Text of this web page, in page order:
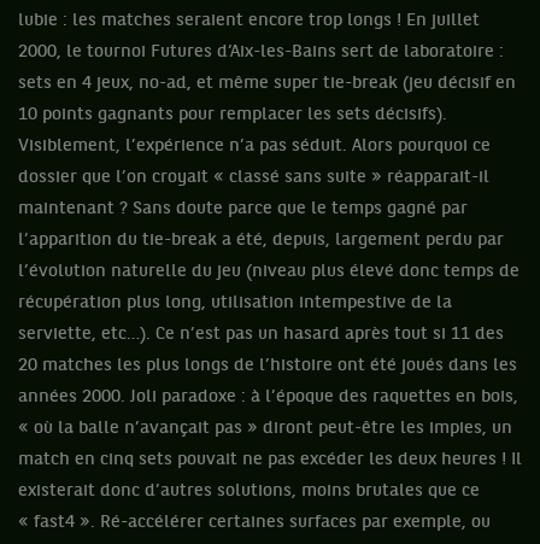
lubie : les matches seraient encore trop longs ! En juillet
2000, le tournoi Futures d’Aix-les-Bains sert de laboratoire :
sets en 4 jeux, no-ad, et même super tie-break (jeu décisif en
10 points gagnants pour remplacer les sets décisifs).
Visiblement, l’expérience n’a pas séduit. Alors pourquoi ce
dossier que l’on croyait « classé sans suite » réapparait-il
maintenant ? Sans doute parce que le temps gagné par
l’apparition du tie-break a été, depuis, largement perdu par
l’évolution naturelle du jeu (niveau plus élevé donc temps de
récupération plus long, utilisation intempestive de la
serviette, etc…). Ce n’est pas un hasard après tout si 11 des
20 matches les plus longs de l’histoire ont été joués dans les
années 2000. Joli paradoxe : à l’époque des raquettes en bois,
« où la balle n’avançait pas » diront peut-être les impies, un
match en cinq sets pouvait ne pas excéder les deux heures ! Il
existerait donc d’autres solutions, moins brutales que ce
« fast4 ». Ré-accélérer certaines surfaces par exemple, ou